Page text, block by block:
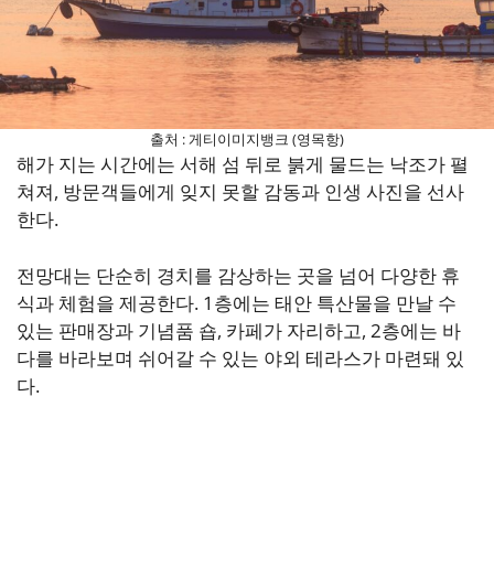
출처 : 게티이미지뱅크 (영목항)
해가 지는 시간에는 서해 섬 뒤로 붉게 물드는 낙조가 펼
쳐져, 방문객들에게 잊지 못할 감동과 인생 사진을 선사
한다.
전망대는 단순히 경치를 감상하는 곳을 넘어 다양한 휴
식과 체험을 제공한다. 1층에는 태안 특산물을 만날 수
있는 판매장과 기념품 숍, 카페가 자리하고, 2층에는 바
다를 바라보며 쉬어갈 수 있는 야외 테라스가 마련돼 있
다.